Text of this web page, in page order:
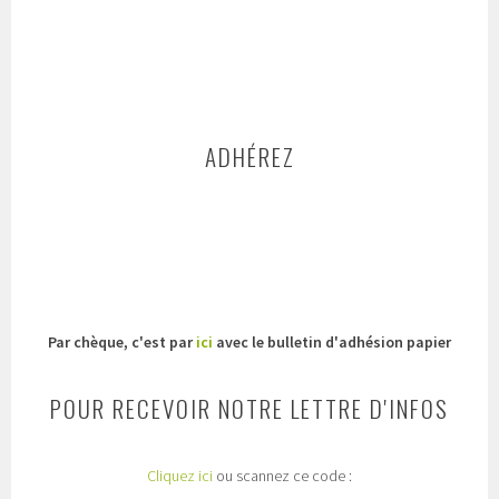
ADHÉREZ
Par chèque, c'est parici avec le bulletin d'adhésion papier
POUR RECEVOIR NOTRE LETTRE D'INFOS
Cliquez ici ou scannez ce code :